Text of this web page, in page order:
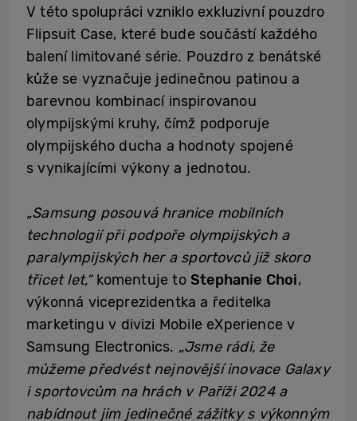
V této spolupráci vzniklo exkluzivní pouzdro
Flipsuit Case, které bude součástí každého
balení limitované série. Pouzdro z benátské
kůže se vyznačuje jedinečnou patinou a
barevnou kombinací inspirovanou
olympijskými kruhy, čímž podporuje
olympijského ducha a hodnoty spojené
s vynikajícími výkony a jednotou.
„Samsung posouvá hranice mobilních
technologií při podpoře olympijských a
paralympijských her a sportovců již skoro
třicet let,“komentuje toStephanie Choi,
výkonná viceprezidentka a ředitelka
marketingu v divizi Mobile eXperience v
Samsung Electronics. „Jsme rádi, že
můžeme předvést nejnovější inovace Galaxy
i sportovcům na hrách v Paříži 2024 a
nabídnout jim jedinečné zážitky s výkonným